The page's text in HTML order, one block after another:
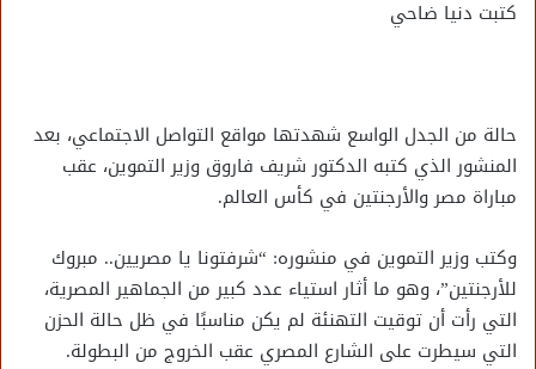
كتبت دنيا ضاحي
حالة من الجدل الواسع شهدتها مواقع التواصل الاجتماعي، بعد
المنشور الذي كتبه الدكتور شريف فاروق وزير التموين، عقب
مباراة مصر والأرجنتين في كأس العالم.
وكتب وزير التموين في منشوره: “شرفتونا يا مصريين.. مبروك
للأرجنتين”، وهو ما أثار استياء عدد كبير من الجماهير المصرية،
التي رأت أن توقيت التهنئة لم يكن مناسبًا في ظل حالة الحزن
التي سيطرت على الشارع المصري عقب الخروج من البطولة.